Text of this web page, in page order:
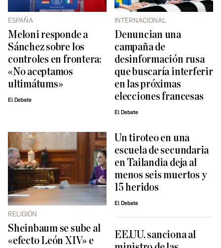
ESPAÑA
Meloni responde a
Sánchez sobre los
controles en frontera:
«No aceptamos
ultimátums»
El Debate
INTERNACIONAL
Denuncian una
campaña de
desinformación rusa
que buscaría interferir
en las próximas
elecciones francesas
El Debate
RELIGIÓN
Sheinbaum se sube al
«efecto León XIV» e
Un tiroteo en una
escuela de secundaria
en Tailandia deja al
menos seis muertos y
15 heridos
El Debate
EE.UU. sanciona al